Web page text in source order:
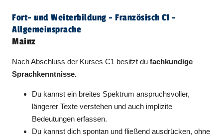
Fort- und Weiterbildung - Französisch C1 -
Allgemeinsprache
Mainz
Nach Abschluss der Kurses C1 besitzt dufachkundige
Sprachkenntnisse.
Du kannst ein breites Spektrum anspruchsvoller,
längerer Texte verstehen und auch implizite
Bedeutungen erfassen.
Du kannst dich spontan und fließend ausdrücken, ohne